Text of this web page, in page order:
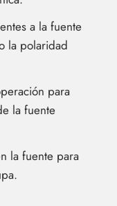
a la fuente
la polaridad
para
la fuente
la fuente para